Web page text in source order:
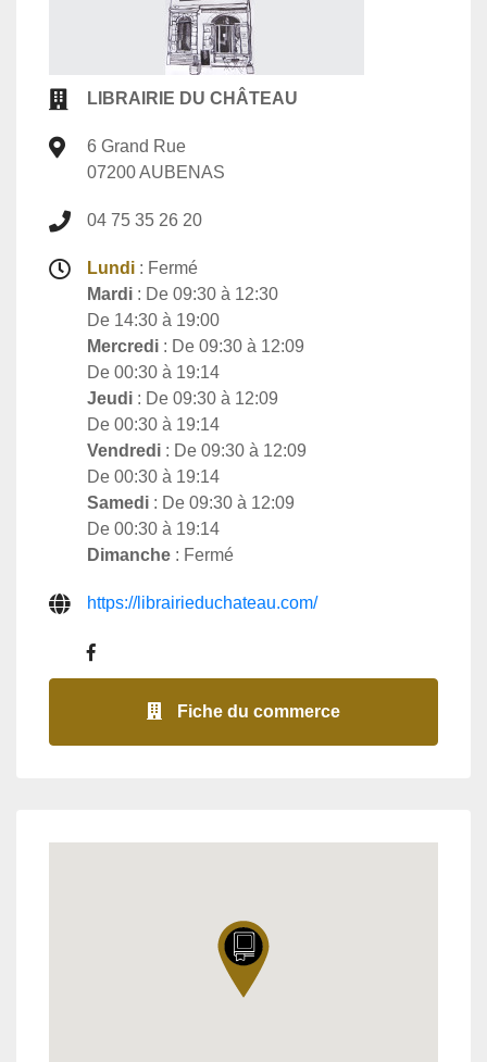
LIBRAIRIE DU CHÂTEAU
6 Grand Rue
07200 AUBENAS
04 75 35 26 20
Lundi : Fermé
Mardi : De 09:30 à 12:30
De 14:30 à 19:00
Mercredi : De 09:30 à 12:09
De 00:30 à 19:14
Jeudi : De 09:30 à 12:09
De 00:30 à 19:14
Vendredi : De 09:30 à 12:09
De 00:30 à 19:14
Samedi : De 09:30 à 12:09
De 00:30 à 19:14
Dimanche : Fermé
https://librairieduchateau.com/
Fiche du commerce